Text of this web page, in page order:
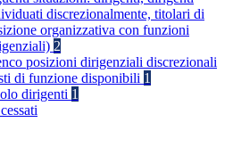
discrezionalmente, titolari di
organizzativa con funzioni
2
posizioni dirigenziali discrezionali
di funzione disponibili 1
dirigenti 1